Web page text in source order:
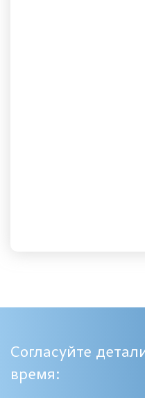
Согласуйте
время: